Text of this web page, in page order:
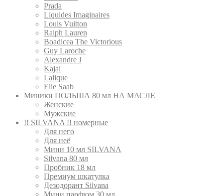
Prada
Liquides Imaginaires
Louis Vuitton
Ralph Lauren
Boadicea The Victorious
Guy Laroche
Alexandre J
Kajal
Lalique
Elie Saab
Миники ПОЛЬША 80 мл НА МАСЛЕ
Женские
Мужские
!! SILVANA !! номерные
Для него
Для неё
Мини 10 мл SILVANA
Silvana 80 мл
Пробник 18 мл
Премиум шкатулка
Дезодорант Silvana
Мини парфюм 30 мл